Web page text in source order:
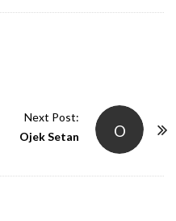
O
Next Post:
Ojek Setan